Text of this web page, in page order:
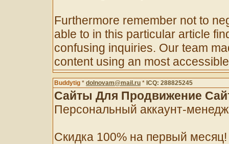
Furthermore remember not to
able to in this particular article
confusing inquiries. Our team
content using an most
Buddytig * dolnovam@mail.ru * ICQ: 288825245
Сайты Для Продвижение
Персональный аккаунт-
Скидка 100% на первый месяц!